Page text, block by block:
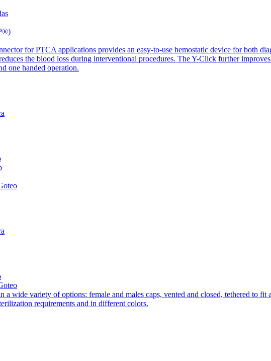
for PTCA applications provides an easy-to-use hemostatic device for both
the blood loss during interventional procedures. The Y-Click further
one handed operation.
a wide variety of options: female and males caps, vented and closed, tethered to
requirements and in different colors.